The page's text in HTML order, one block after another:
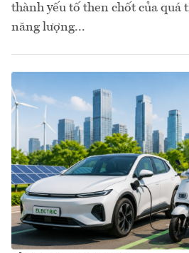
thành yếu tố then chốt của quá
năng lượng...